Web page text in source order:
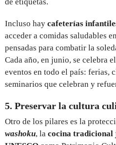
Incluso hay cafeterías
acceder a comidas saludables
pensadas para combatir la
Cada año, en junio, se celebra el
eventos en todo el país: ferias,
seminarios que celebran y
5. Preservar la cultura
Otro de los pilares es la
washoku, la cocina tradicional